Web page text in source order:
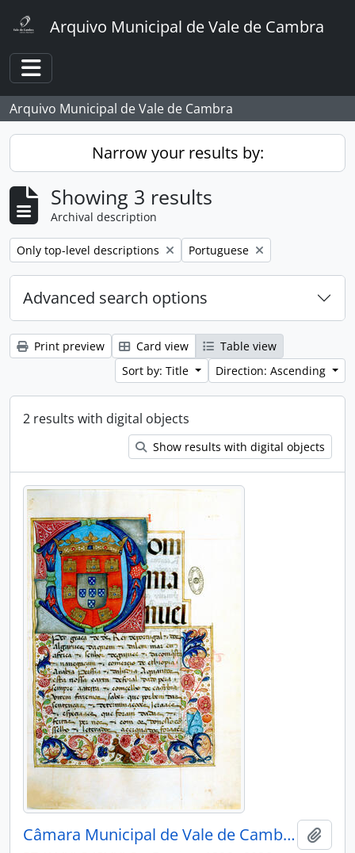
Arquivo Municipal de Vale de Cambra
Toggle navigation
Arquivo Municipal de Vale de Cambra
Narrow your results by:
Showing 3 results
Archival description
Remove filter:
Only top-level descriptions Remove filter:
Portuguese
Advanced search options
Print preview Card view
Table view
Sort by: Title
Direction: Ascending
2 results with digital objects
Show results with digital objects
Câmara Municipal de Vale de Cambra